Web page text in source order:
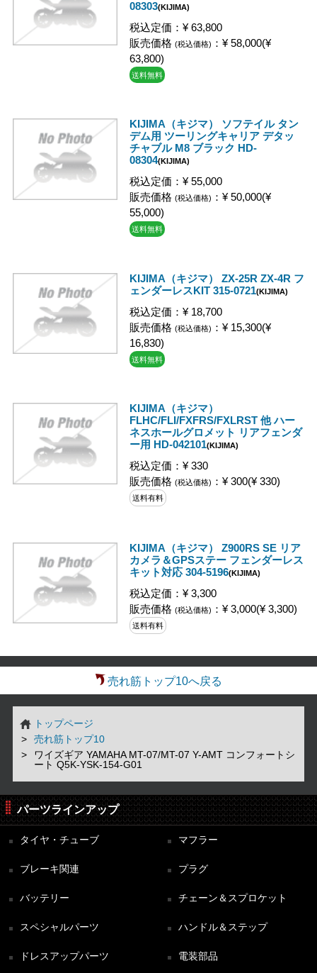
08303(KIJIMA)
税込定価：¥ 63,800
販売価格 (税込価格) ：¥ 58,000(¥
63,800)
送料無料
KIJIMA（キジマ） ソフテイル タン
デム用 ツーリングキャリア デタッ
チャブル M8 ブラック HD-
08304(KIJIMA)
税込定価：¥ 55,000
販売価格 (税込価格) ：¥ 50,000(¥
55,000)
送料無料
KIJIMA（キジマ） ZX-25R ZX-4R フ
ェンダーレスKIT 315-0721(KIJIMA)
税込定価：¥ 18,700
販売価格 (税込価格) ：¥ 15,300(¥
16,830)
送料無料
KIJIMA（キジマ）
FLHC/FLI/FXFRS/FXLRST 他 ハー
ネスホールグロメット リアフェンダ
ー用 HD-042101(KIJIMA)
税込定価：¥ 330
販売価格 (税込価格) ：¥ 300(¥ 330)
送料有料
KIJIMA（キジマ） Z900RS SE リア
カメラ＆GPSステー フェンダーレス
キット対応 304-5196(KIJIMA)
税込定価：¥ 3,300
販売価格 (税込価格) ：¥ 3,000(¥ 3,300)
送料有料
売れ筋トップ10へ戻る
トップページ
売れ筋トップ10
ワイズギア YAMAHA MT-07/MT-07 Y-AMT コンフォートシ
ート Q5K-YSK-154-G01
パーツラインアップ
タイヤ・チューブ マフラー
ブレーキ関連 プラグ
バッテリー チェーン＆スプロケット
スペシャルパーツ ハンドル＆ステップ
ドレスアップパーツ 電装部品